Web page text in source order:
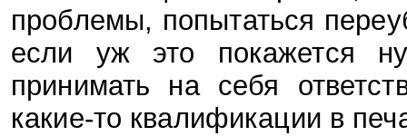
проблемы, попытаться
если уж это покажется
принимать на себя
какие-то квалификации в